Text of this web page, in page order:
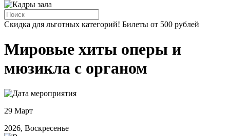
Скидка для льготных категорий! Билеты от 500 рублей
Мировые хиты оперы и
мюзикла с органом
29 Март
2026, Воскресенье